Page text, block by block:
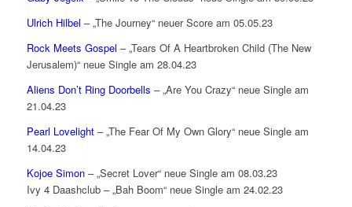
Ulrich Hilbel – „The Journey“ neuer Score am 05.05.23
Rock Meets Gospel – „Tears Of A Heartbroken Child (The New
Jerusalem)“ neue Single am 28.04.23
Aliens Don’t Ring Doorbells – „Are You Crazy“ neue Single am
21.04.23
Pearl Lovelight– „The Fear Of My Own Glory“ neue Single am
14.04.23
Kojoe Simon– „Secret Lover“ neue Single am 08.03.23
Ivy 4 Daashclub – „Bah Boom“ neue Single am 24.02.23